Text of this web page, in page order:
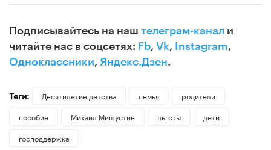
Подписывайтесь на наш телеграм-канал и
читайте нас в соцсетях: Fb, Vk, Instagram,
Одноклассники, Яндекс.Дзен.
Теги: Десятилетие детства семья
родители
пособие
Михаил Мишустин льготы
дети
господдержка